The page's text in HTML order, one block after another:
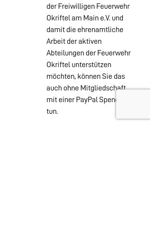
der Freiwilligen Feuerwehr
Okriftel am Main e.V. und
damit die ehrenamtliche
Arbeit der aktiven
Abteilungen der Feuerwehr
Okriftel unterstützen
möchten, können Sie das
auch ohne Mitgliedschaft
mit einer PayPal Spende
tun.